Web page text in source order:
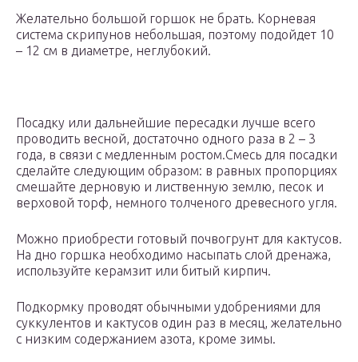
Желательно большой горшок не брать. Корневая
система скрипунов небольшая, поэтому подойдет 10
– 12 см в диаметре, неглубокий.
Посадку или дальнейшие пересадки лучше всего
проводить весной, достаточно одного раза в 2 – 3
года, в связи с медленным ростом.Смесь для посадки
сделайте следующим образом: в равных пропорциях
смешайте дерновую и лиственную землю, песок и
верховой торф, немного толченого древесного угля.
Можно приобрести готовый почвогрунт для кактусов.
На дно горшка необходимо насыпать слой дренажа,
используйте керамзит или битый кирпич.
Подкормку проводят обычными удобрениями для
суккулентов и кактусов один раз в месяц, желательно
с низким содержанием азота, кроме зимы.